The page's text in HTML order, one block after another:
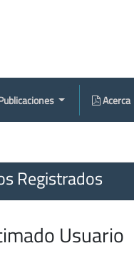
Acerca
Registrados
Usuario